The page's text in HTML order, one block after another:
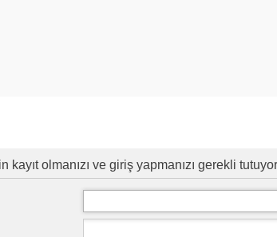
olmanızı ve giriş yapmanızı gerekli